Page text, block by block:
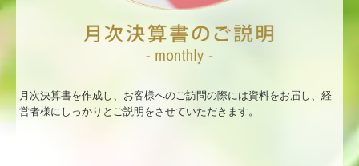
月次決算書を作成し、お客様へのご訪問の際には資料をお届し、経
営者様にしっかりとご説明をさせていただきます。